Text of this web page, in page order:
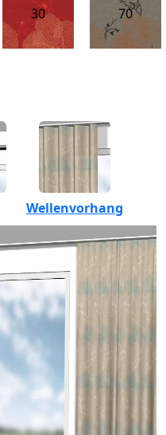
30
70
Wellenvorhang